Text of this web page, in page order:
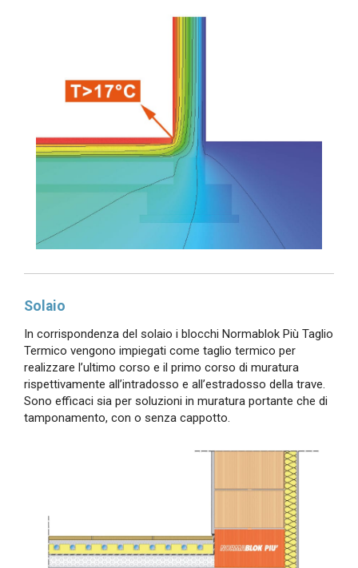
Solaio
In corrispondenza del solaio i blocchi Normablok Più Taglio
Termico vengono impiegati come taglio termico per
realizzare l’ultimo corso e il primo corso di muratura
rispettivamente all’intradosso e all’estradosso della trave.
Sono efficaci sia per soluzioni in muratura portante che di
tamponamento, con o senza cappotto.